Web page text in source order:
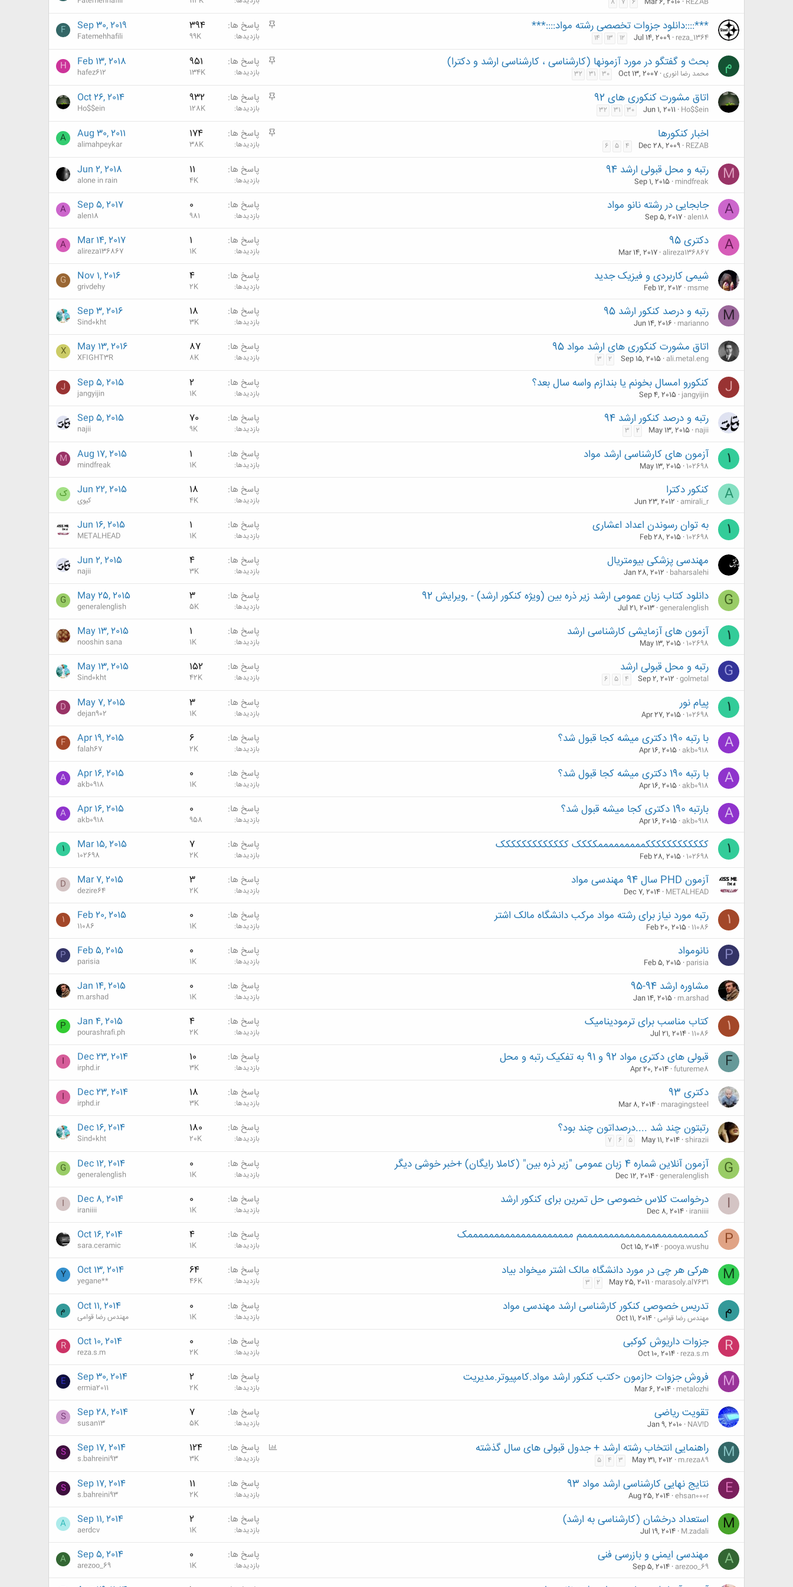
6
7
8
م
***::::دانلود جزوات تخصصی رشته مواد::::***
reza_1364
Jul 14, 2009
12
13
14
پاسخ ها 394
بازدیدها 99K
Sep 30, 2019
Fatemehhafili
F
م
م
بحث و گفتگو در مورد آزمونها (کارشناسی ، کارشناسی ارشد و دکترا)
محمد رضا انوری Oct 13, 2007
30
31
32
پاسخ ها 951
بازدیدها 134K
Feb 13, 2018
hafez612
H
م
اتاق مشورت کنکوری های 92
Ho$$ein
Jun 1, 2011
30
31
32
پاسخ ها 932
بازدیدها 128K
Oct 26, 2014
Ho$$ein
م
اخبار کنکورها
REZAB
Dec 28, 2009
4
5
6
پاسخ ها 174
بازدیدها 38K
Aug 30, 2011
alimahpeykar
A
M رتبه و محل قبولی ارشد 94
mindfreak
Sep 1, 2015
پاسخ ها 11
بازدیدها 4K
Jun 2, 2018
alone in rain
A جابجایی در رشته نانو مواد
alen18
Sep 5, 2017
پاسخ ها 0
بازدیدها 981
Sep 5, 2017
alen18
A
A دکتری 95
alireza136867
Mar 14, 2017
پاسخ ها 1
بازدیدها 1K
Mar 14, 2017
alireza136867
A
شیمی کاربردی و فیزیک جدید
msme
Feb 12, 2012
پاسخ ها 4
بازدیدها 2K
Nov 1, 2016
grivdehy
G
M رتبه و درصد کنکور ارشد 95
marianno
Jun 14, 2016
پاسخ ها 18
بازدیدها 3K
Sep 3, 2016
Sind0kht
اتاق مشورت کنکوری های ارشد مواد 95
ali.metal.eng
Sep 15, 2015
2
3
پاسخ ها 87
بازدیدها 8K
May 13, 2016
XFIGHT3R
X
J کنکورو امسال بخونم یا بندازم واسه سال بعد؟
jangyijin
Sep 4, 2015
پاسخ ها 2
بازدیدها 1K
Sep 5, 2015
jangyijin
J
رتبه و درصد کنکور ارشد 94
najii
May 13, 2015
2
3
پاسخ ها 70
بازدیدها 9K
Sep 5, 2015
najii
1 آزمون های کارشناسی ارشد مواد
102698
May 13, 2015
پاسخ ها 1
بازدیدها 1K
Aug 17, 2015
mindfreak
M
A کنکور دکترا
amirali_r
Jun 23, 2012
پاسخ ها 18
بازدیدها 4K
Jun 22, 2015
کیوی ک
1 به توان رسوندن اعداد اعشاری
102698
Feb 28, 2015
پاسخ ها 1
بازدیدها 1K
Jun 16, 2015
METALHEAD
مهندسی پزشکی بیومتریال
baharsalehi
Jan 28, 2012
پاسخ ها 4
بازدیدها 3K
Jun 2, 2015
najii
G دانلود کتاب زبان عمومی ارشد زیر ذره بین (ویژه کنکور ارشد) - ,ویرایش 92
generalenglish
Jul 21, 2013
پاسخ ها 3
بازدیدها 5K
May 25, 2015
generalenglish
G
1 آزمون های آزمایشی کارشناسی ارشد
102698
May 13, 2015
پاسخ ها 1
بازدیدها 1K
May 13, 2015
nooshin sana
G رتبه و محل قبولی ارشد
golmetal
Sep 2, 2012
4
5
6
پاسخ ها 152
بازدیدها 42K
May 13, 2015
Sind0kht
1 پیام نور
102698
Apr 27, 2015
پاسخ ها 3
بازدیدها 1K
May 7, 2015
dejan902
D
A با رتبه 190 دکتری میشه کجا قبول شد؟
akb0918
Apr 16, 2015
پاسخ ها 6
بازدیدها 2K
Apr 19, 2015
falah67
F
A با رتبه 190 دکتری میشه کجا قبول شد؟
akb0918
Apr 16, 2015
پاسخ ها 0
بازدیدها 1K
Apr 16, 2015
akb0918
A
A بارتبه 190 دکتری کجا میشه قبول شد؟
akb0918
Apr 16, 2015
پاسخ ها 0
بازدیدها 958
Apr 16, 2015
akb0918
A
1 ککککککککککککمممممممممکککک ککککککککککککک
102698
Feb 28, 2015
پاسخ ها 7
بازدیدها 2K
Mar 15, 2015
102698
1
آزمون PHD سال 94 مهندسی مواد
METALHEAD
Dec 7, 2014
پاسخ ها 3
بازدیدها 2K
Mar 7, 2015
dezire64
D
1 رتبه مورد نیاز برای رشته مواد مرکب دانشگاه مالک اشتر
11086
Feb 20, 2015
پاسخ ها 0
بازدیدها 1K
Feb 20, 2015
11086
1
P نانومواد
parisia
Feb 5, 2015
پاسخ ها 0
بازدیدها 1K
Feb 5, 2015
parisia
P
مشاوره ارشد 94-95
m.arshad
Jan 14, 2015
پاسخ ها 0
بازدیدها 1K
Jan 14, 2015
m.arshad
1 کتاب مناسب برای ترمودینامیک
11086
Jul 21, 2014
پاسخ ها 4
بازدیدها 2K
Jan 4, 2015
pourashrafi.ph
P
F قبولی های دکتری مواد 92 و 91 به تفکیک رتبه و محل
futureme8
Apr 20, 2014
پاسخ ها 10
بازدیدها 3K
Dec 23, 2014
irphd.ir
I
دکتری 93
maragingsteel
Mar 8, 2014
پاسخ ها 18
بازدیدها 3K
Dec 23, 2014
irphd.ir
I
رتبتون چند شد ....درصداتون چند بود؟
shirazii
May 11, 2014
5
6
7
پاسخ ها 180
بازدیدها 20K
Dec 16, 2014
Sind0kht
G آزمون آنلاین شماره 4 زبان عمومی "زیر ذره بین" (کاملا رایگان) +خبر خوشی دیگر
generalenglish
Dec 12, 2014
پاسخ ها 0
بازدیدها 1K
Dec 12, 2014
generalenglish
G
I درخواست کلاس خصوصی حل تمرین برای کنکور ارشد
iraniiii
Dec 8, 2014
پاسخ ها 0
بازدیدها 1K
Dec 8, 2014
iraniiii
I
P کمممممممممممممممممممممممم ممممممممممممممممممممک
pooya.wushu
Oct 15, 2014
پاسخ ها 4
بازدیدها 1K
Oct 16, 2014
sara.ceramic
M هرکی هر چی در مورد دانشگاه مالک اشتر میخواد بیاد
marasoly.al7631
May 25, 2011
2
3
پاسخ ها 64
بازدیدها 46K
Oct 13, 2014
yegane**
Y
م تدریس خصوصی کنکور کارشناسی ارشد مهندسی مواد
مهندس رضا قوامی Oct 11, 2014
پاسخ ها 0
بازدیدها 1K
Oct 11, 2014
مهندس رضا قوامی م
R جزوات داریوش کوکبی
reza.s.m
Oct 10, 2014
پاسخ ها 0
بازدیدها 2K
Oct 10, 2014
reza.s.m
R
M فروش جزوات <ازمون <کتب کنکور ارشد مواد.کامپیوتر.مدیریت
metalozhi
Mar 6, 2014
پاسخ ها 2
بازدیدها 2K
Sep 30, 2014
ermia2011
E
تقویت ریاضی
NAV!D
Jan 9, 2010
پاسخ ها 7
بازدیدها 5K
Sep 28, 2014
susan13
S
M
P
راهنمایی انتخاب رشته ارشد + جدول قبولی های سال گذشته
m.reza89
May 31, 2012
3
4
5
پاسخ ها 124
بازدیدها 3K
Sep 17, 2014
s.bahreini93
S
E نتایج نهایی کارشناسی ارشد مواد 93
ehsan000r
Aug 25, 2014
پاسخ ها 11
بازدیدها 2K
Sep 17, 2014
s.bahreini93
S
M استعداد درخشان (کارشناسی به ارشد)
M.zadali
Jul 19, 2014
پاسخ ها 2
بازدیدها 1K
Sep 11, 2014
aerdcv
A
A مهندسی ایمنی و بازرسی فنی
arezoo_69
Sep 5, 2014
پاسخ ها 0
بازدیدها 1K
Sep 5, 2014
arezoo_69
A